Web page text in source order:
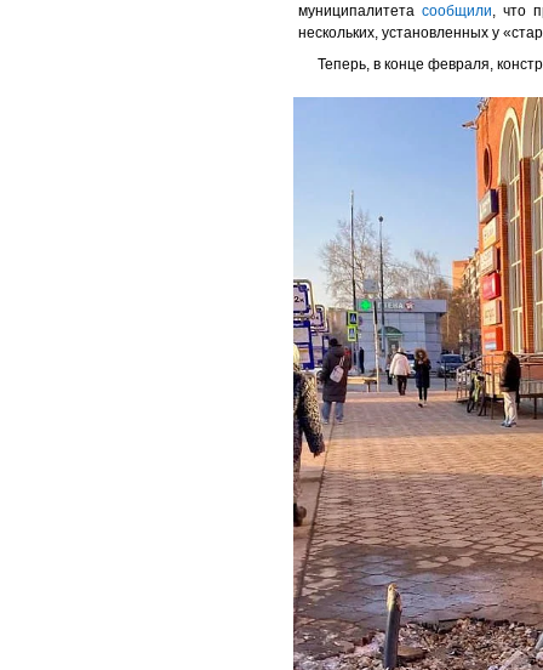
муниципалитета сообщили, что
нескольких, установленных у
Теперь, в конце февраля,